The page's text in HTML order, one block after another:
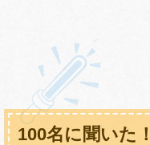
100名に聞いた